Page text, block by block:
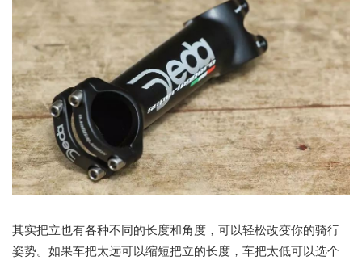
其实把立也有各种不同的长度和角度，可以轻松改变你的骑行
姿势。如果车把太远可以缩短把立的长度，车把太低可以选个